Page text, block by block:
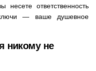
несете ответственность
— ваше душевное
никому не